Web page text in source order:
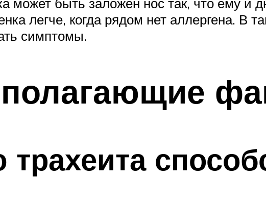
легче, когда рядом нет аллергена. В
симптомы.